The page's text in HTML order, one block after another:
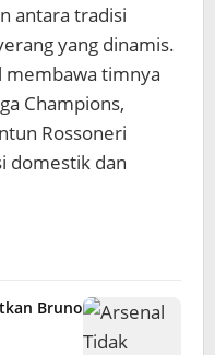
antara tradisi
yang dinamis.
membawa timnya
Champions,
Rossoneri
domestik dan
Bruno